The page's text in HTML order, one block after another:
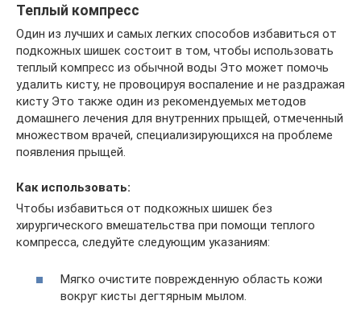
Теплый компресс
Один из лучших и самых легких способов избавиться от
подкожных шишек состоит в том, чтобы использовать
теплый компресс из обычной воды Это может помочь
удалить кисту, не провоцируя воспаление и не раздражая
кисту Это также один из рекомендуемых методов
домашнего лечения для внутренних прыщей, отмеченный
множеством врачей, специализирующихся на проблеме
появления прыщей.
Как использовать:
Чтобы избавиться от подкожных шишек без
хирургического вмешательства при помощи теплого
компресса, следуйте следующим указаниям:
Мягко очистите поврежденную область кожи
вокруг кисты дегтярным мылом.